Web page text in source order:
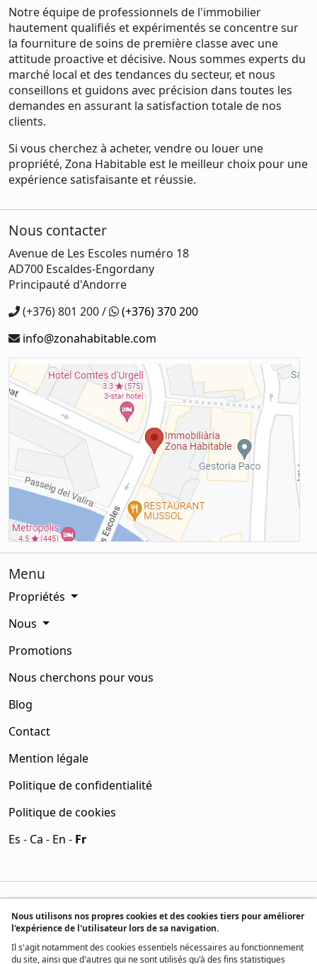
Notre équipe de professionnels de l'immobilier
hautement qualifiés et expérimentés se concentre sur
la fourniture de soins de première classe avec une
attitude proactive et décisive. Nous sommes experts du
marché local et des tendances du secteur, et nous
conseillons et guidons avec précision dans toutes les
demandes en assurant la satisfaction totale de nos
clients.
Si vous cherchez à acheter, vendre ou louer une
propriété, Zona Habitable est le meilleur choix pour une
expérience satisfaisante et réussie.
Nous contacter
Avenue de Les Escoles numéro 18
AD700 Escaldes-Engordany
Principauté d'Andorre
(+376) 801 200 /
(+376) 370 200
info@zonahabitable.com
Menu
Propriétés
Nous
Promotions
Nous cherchons pour vous
Blog
Contact
Mention légale
Politique de confidentialité
Politique de cookies
Es - Ca - En - Fr
Nous utilisons nos propres cookies et des cookies tiers pour améliorer
l'expérience de l'utilisateur lors de sa navigation.
Il s'agit notamment des cookies essentiels nécessaires au fonctionnement
du site, ainsi que d'autres qui ne sont utilisés qu'à des fins statistiques